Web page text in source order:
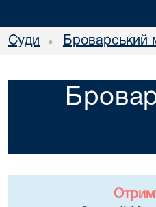
Суди • Броварський